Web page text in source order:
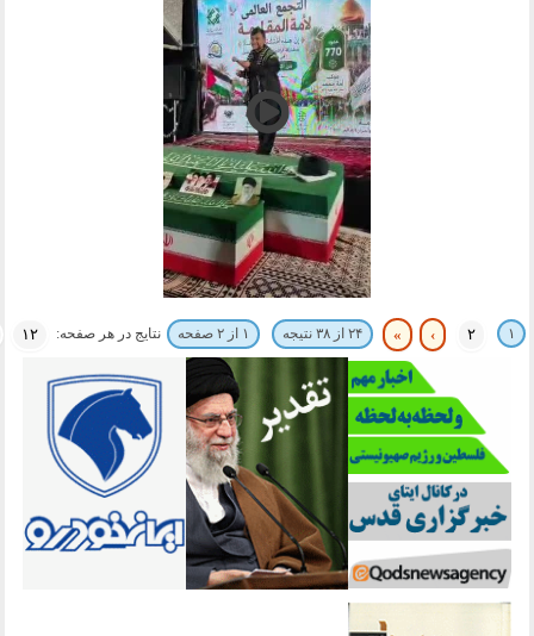
۱ ۲ ›
» ۲۴ از ۳۸ نتیجه ۱ از ۲ صفحه نتایج در هر صفحه: ۱۲